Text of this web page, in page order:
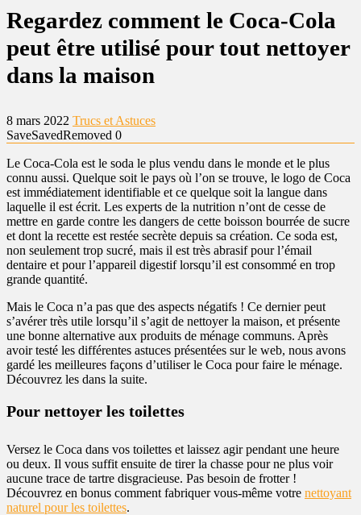
Regardez comment le Coca-Cola
peut être utilisé pour tout nettoyer
dans la maison
8 mars 2022 Trucs et Astuces
SaveSavedRemoved 0
Le Coca-Cola est le soda le plus vendu dans le monde et le plus
connu aussi. Quelque soit le pays où l’on se trouve, le logo de Coca
est immédiatement identifiable et ce quelque soit la langue dans
laquelle il est écrit. Les experts de la nutrition n’ont de cesse de
mettre en garde contre les dangers de cette boisson bourrée de sucre
et dont la recette est restée secrète depuis sa création. Ce soda est,
non seulement trop sucré, mais il est très abrasif pour l’émail
dentaire et pour l’appareil digestif lorsqu’il est consommé en trop
grande quantité.
Mais le Coca n’a pas que des aspects négatifs ! Ce dernier peut
s’avérer très utile lorsqu’il s’agit de nettoyer la maison, et présente
une bonne alternative aux produits de ménage communs. Après
avoir testé les différentes astuces présentées sur le web, nous avons
gardé les meilleures façons d’utiliser le Coca pour faire le ménage.
Découvrez les dans la suite.
Pour nettoyer les toilettes
Versez le Coca dans vos toilettes et laissez agir pendant une heure
ou deux. Il vous suffit ensuite de tirer la chasse pour ne plus voir
aucune trace de tartre disgracieuse. Pas besoin de frotter !
Découvrez en bonus comment fabriquer vous-même votre nettoyant
naturel pour les toilettes.